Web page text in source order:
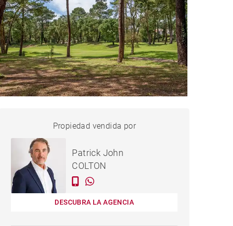
CASA SEIGNOSSE - 240 M²
Propiedad vendida por
Patrick John
COLTON
DESCUBRA LA AGENCIA